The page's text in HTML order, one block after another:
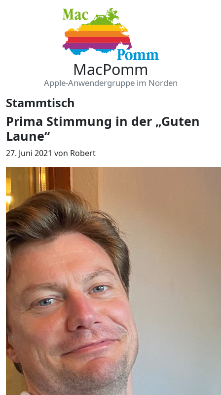
MacPomm
Apple-Anwendergruppe im Norden
Prima Stimmung in der „Guten
Laune“
Stammtisch
27. Juni 2021 von Robert